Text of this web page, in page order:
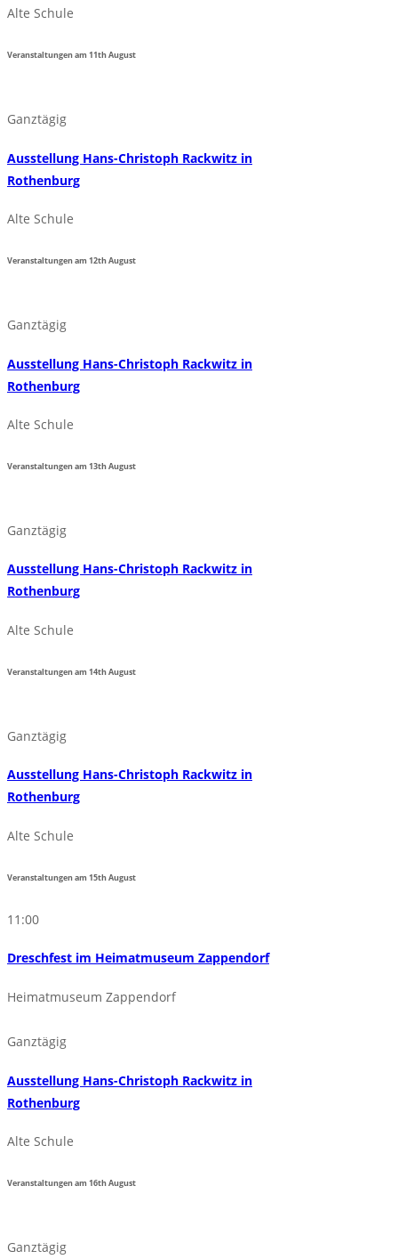
Alte Schule
Veranstaltungen am11thAugust
Ganztägig
Ausstellung Hans-Christoph Rackwitz in
Rothenburg
Alte Schule
Veranstaltungen am12thAugust
Ganztägig
Ausstellung Hans-Christoph Rackwitz in
Rothenburg
Alte Schule
Veranstaltungen am13thAugust
Ganztägig
Ausstellung Hans-Christoph Rackwitz in
Rothenburg
Alte Schule
Veranstaltungen am14thAugust
Ganztägig
Ausstellung Hans-Christoph Rackwitz in
Rothenburg
Alte Schule
Veranstaltungen am15thAugust
11:00
Dreschfest im Heimatmuseum Zappendorf
Heimatmuseum Zappendorf
Ganztägig
Ausstellung Hans-Christoph Rackwitz in
Rothenburg
Alte Schule
Veranstaltungen am16thAugust
Ganztägig